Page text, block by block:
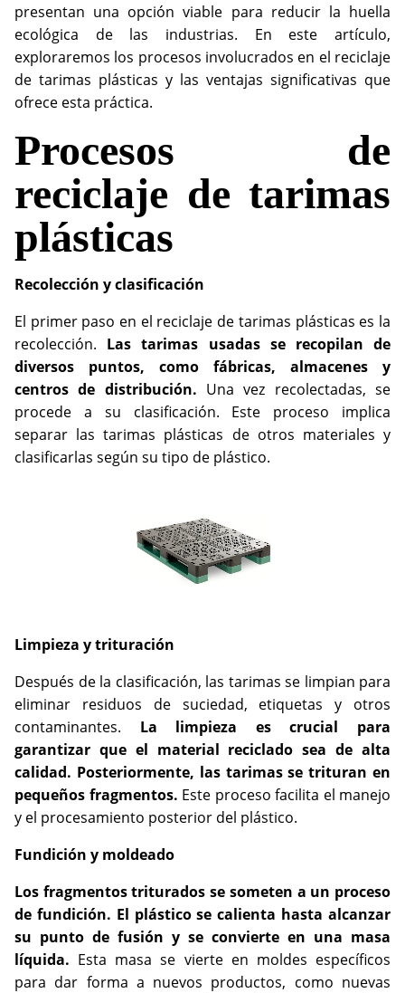
presentan una opción viable para reducir la huella
ecológica de las industrias. En este artículo,
exploraremos los procesos involucrados en el reciclaje
de tarimas plásticas y las ventajas significativas que
ofrece esta práctica.
Procesos de
reciclaje de tarimas
plásticas
Recolección y clasificación
El primer paso en el reciclaje de tarimas plásticas es la
recolección. Las tarimas usadas se recopilan de
diversos puntos, como fábricas, almacenes y
centros de distribución. Una vez recolectadas, se
procede a su clasificación. Este proceso implica
separar las tarimas plásticas de otros materiales y
clasificarlas según su tipo de plástico.
Limpieza y trituración
Después de la clasificación, las tarimas se limpian para
eliminar residuos de suciedad, etiquetas y otros
contaminantes. La limpieza es crucial para
garantizar que el material reciclado sea de alta
calidad. Posteriormente, las tarimas se trituran en
pequeños fragmentos. Este proceso facilita el manejo
y el procesamiento posterior del plástico.
Fundición y moldeado
Los fragmentos triturados se someten a un proceso
de fundición. El plástico se calienta hasta alcanzar
su punto de fusión y se convierte en una masa
líquida. Esta masa se vierte en moldes específicos
para dar forma a nuevos productos, como nuevas